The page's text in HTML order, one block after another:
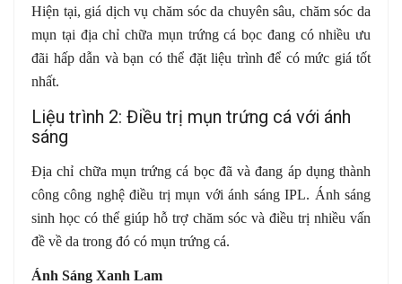
Hiện tại, giá dịch vụ chăm sóc da chuyên sâu, chăm sóc da
mụn tại địa chỉ chữa mụn trứng cá bọc đang có nhiều ưu
đãi hấp dẫn và bạn có thể đặt liệu trình để có mức giá tốt
nhất.
Liệu trình 2: Điều trị mụn trứng cá với ánh
sáng
Địa chỉ chữa mụn trứng cá bọc đã và đang áp dụng thành
công công nghệ điều trị mụn với ánh sáng IPL. Ánh sáng
sinh học có thể giúp hỗ trợ chăm sóc và điều trị nhiều vấn
đề về da trong đó có mụn trứng cá.
Ánh Sáng Xanh Lam